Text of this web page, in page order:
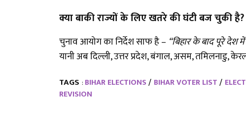
क्या बाकी राज्यों के लिए खतरे की घंटी बज चुकी है?
चुनाव आयोग का निर्देश साफ है – “बिहार के बाद पूरे देश
यानी अब दिल्ली, उत्तर प्रदेश, बंगाल, असम, तमिलनाडु,
TAGS : BIHAR ELECTIONS BIHAR VOTER LIST
REVISION